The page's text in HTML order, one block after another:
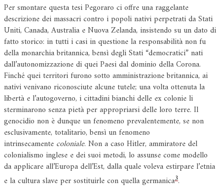
Per smontare questa tesi Pegoraro ci offre una raggelante
descrizione dei massacri contro i popoli nativi perpetrati da Stati
Uniti, Canada, Australia e Nuova Zelanda, insistendo su un dato di
fatto storico: in tutti i casi in questione la responsabilità non fu
della monarchia britannica, bensì degli Stati “democratici” nati
dall’autonomizzazione di quei Paesi dal dominio della Corona.
Finché quei territori furono sotto amministrazione britannica, ai
nativi venivano riconosciute alcune tutele; una volta ottenuta la
libertà e l’autogoverno, i cittadini bianchi delle ex colonie li
sterminarono senza pietà per appropriarsi delle loro terre. Il
genocidio non è dunque un fenomeno prevalentemente, se non
esclusivamente, totalitario, bensì un fenomeno
intrinsecamente coloniale. Non a caso Hitler, ammiratore del
colonialismo inglese e dei suoi metodi, lo assunse come modello
da applicare all’Europa dell’Est, dalla quale voleva estirpare l’etnia
e la cultura slave per sostituirle con quella germanica3.